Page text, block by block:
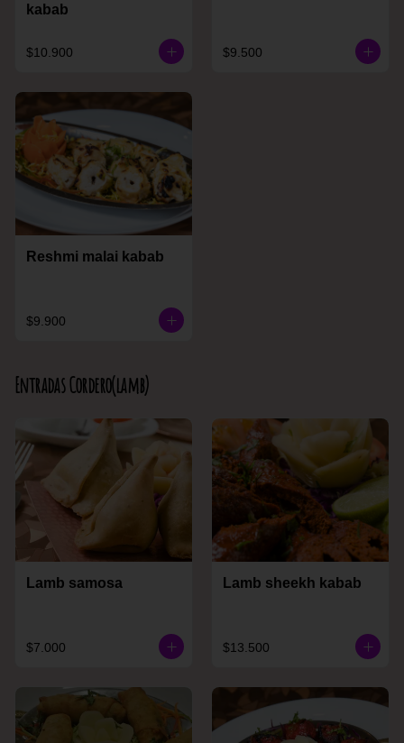
kabab
$10.900 $9.500
Reshmi malai kabab
$9.900
Entradas Cordero(lamb)
Lamb samosa
$7.000
Lamb sheekh kabab
$13.500